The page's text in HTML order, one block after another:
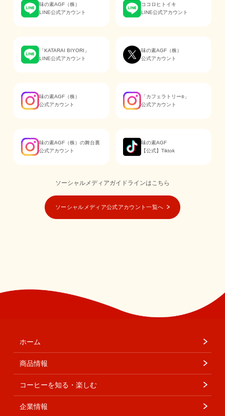
味の素AGF（株）
LINE公式アカウント
ココロヒトイキ
LINE公式アカウント
「KATARAI BIYORI」
LINE公式アカウント
味の素AGF（株）
公式アカウント
味の素AGF（株）
公式アカウント
「カフェラトリー® 」
公式アカウント
味の素AGF（株）の舞台裏
公式アカウント
味の素AGF
【公式】Tiktok
ソーシャルメディアガイドラインはこちら
ソーシャルメディア公式アカウント一覧へ
ホーム
商品情報
コーヒーを知る・楽しむ
企業情報